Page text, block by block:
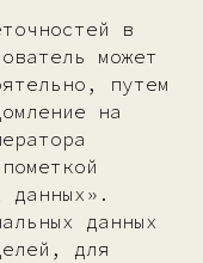
в
может
путем
на
данных».
данных
для